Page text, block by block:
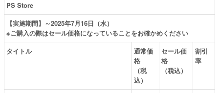
PS Store
【実施期間】～2025年7月16日（水）
※ご購入の際はセール価格になっていることをお確かめください
タイトル
通常価
格
（税
込）
セール価
格
（税込）
割引
率